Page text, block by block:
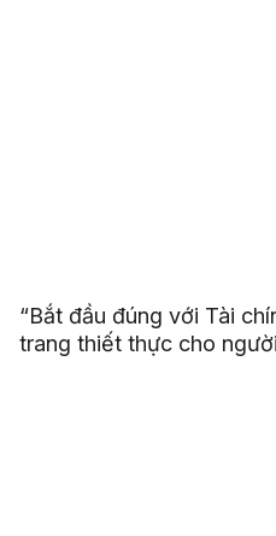
“Bắt đầu đúng với Tài
trang thiết thực cho